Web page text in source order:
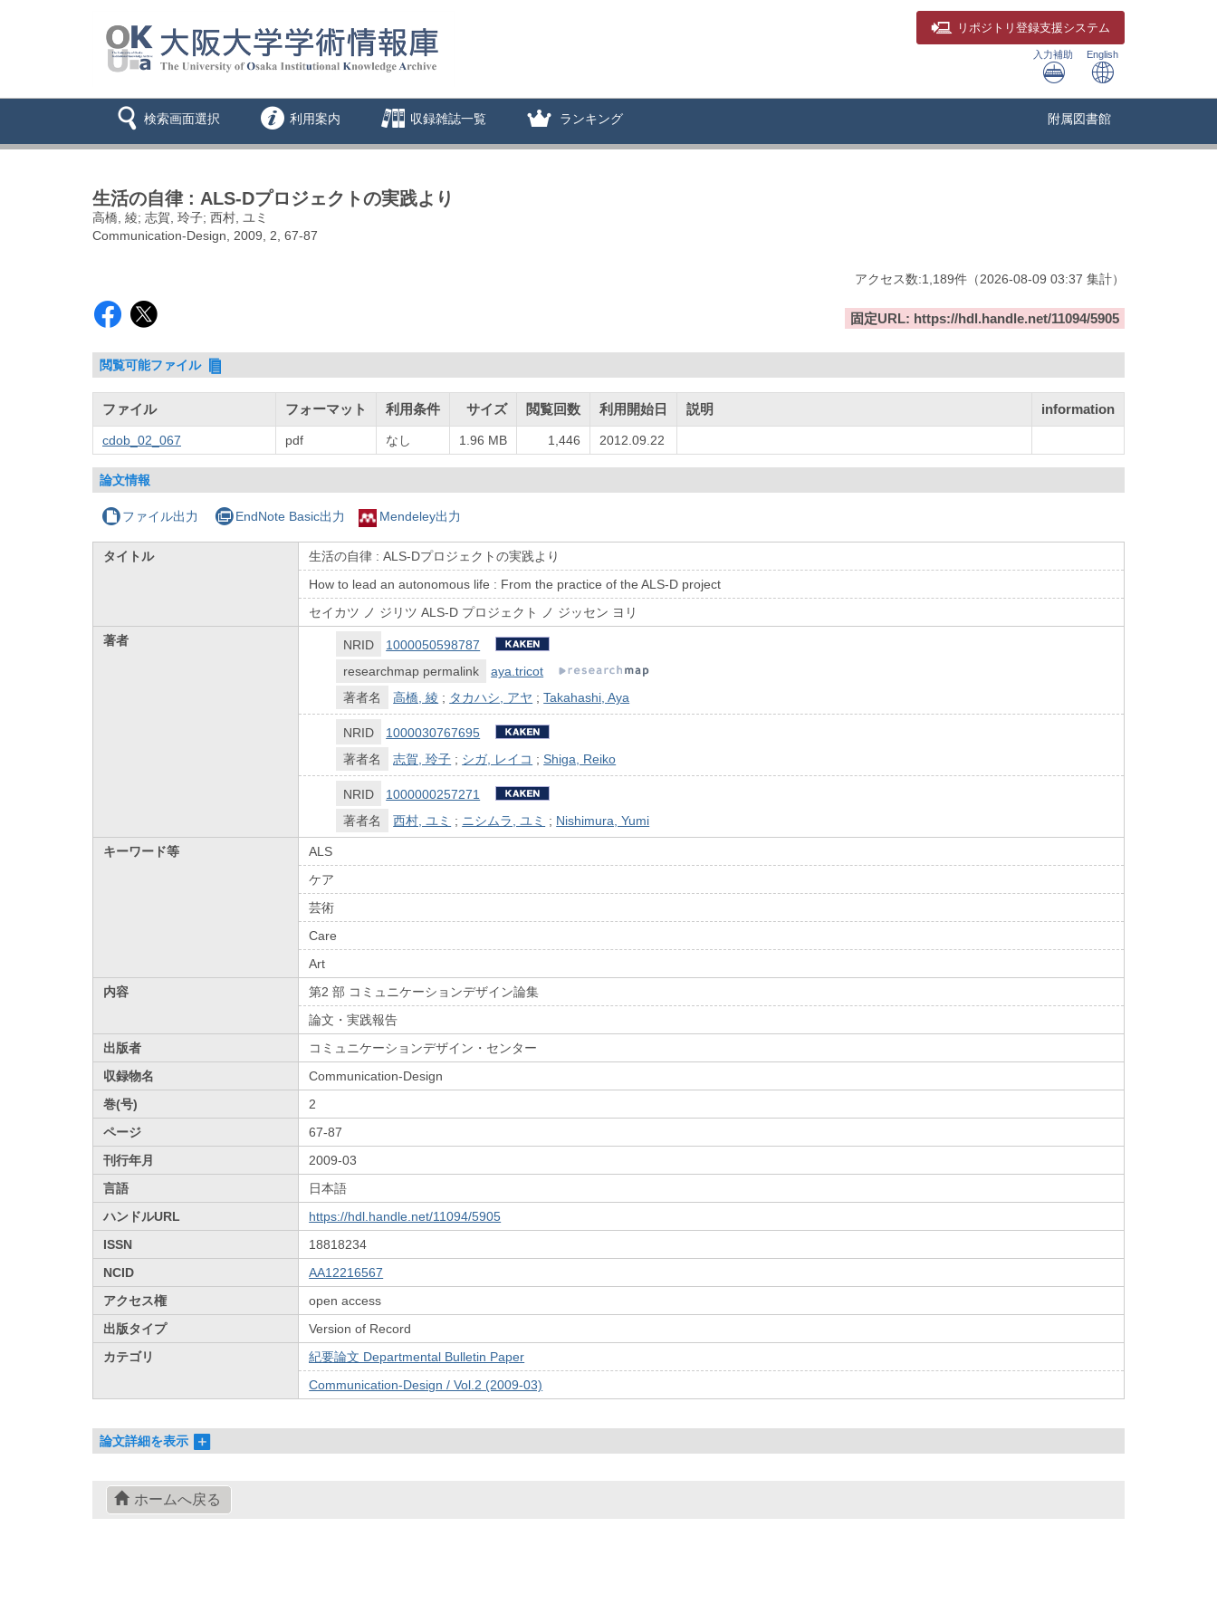
リポジトリ 登録支援システム
入力補助 English
検索画面選択 利用案内 収録雑誌一覧 ランキング 附属図書館
生活の自律 : ALS-Dプロジェクトの実践より
高橋, 綾; 志賀, 玲子; 西村, ユミ
Communication-Design, 2009, 2, 67-87
アクセス数:1,189件 （2026-08-09 03:37 集計）
固定URL: https://hdl.handle.net/11094/5905
閲覧可能ファイル
ファイル フォーマット 利用条件 サイズ 閲覧回数 利用開始日 説明 information
cdob_02_067 pdf なし 1.96 MB 1,446 2012.09.22
論文情報
ファイル出力 EndNote Basic出力 Mendeley出力
タイトル
生活の自律 : ALS-Dプロジェクトの実践より
How to lead an autonomous life : From the practice of the ALS-D project
セイカツ ノ ジリツ ALS-D プロジェクト ノ ジッセン ヨリ
著者
NRID
1000050598787
researchmap permalink
aya.tricot
著者名
高橋, 綾 ; タカハシ, アヤ ;Takahashi, Aya
NRID
1000030767695
著者名
志賀, 玲子 ; シガ, レイコ ;Shiga, Reiko
NRID
1000000257271
著者名
西村, ユミ ; ニシムラ, ユミ ; Nishimura, Yumi
キーワード等
ALS
ケア
芸術
Care
Art
内容
第2 部 コミュニケーションデザイン論集
論文・実践報告
出版者
コミュニケーションデザイン・センター
収録物名
Communication-Design
巻(号)
2
ページ
67-87
刊行年月
2009-03
言語
日本語
ハンドルURL
https://hdl.handle.net/11094/5905
ISSN
18818234
NCID
AA12216567
アクセス権
open access
出版タイプ
Version of Record
カテゴリ
紀要論文 Departmental Bulletin Paper
Communication-Design / Vol.2 (2009-03)
論文詳細を表示
ホームへ戻る